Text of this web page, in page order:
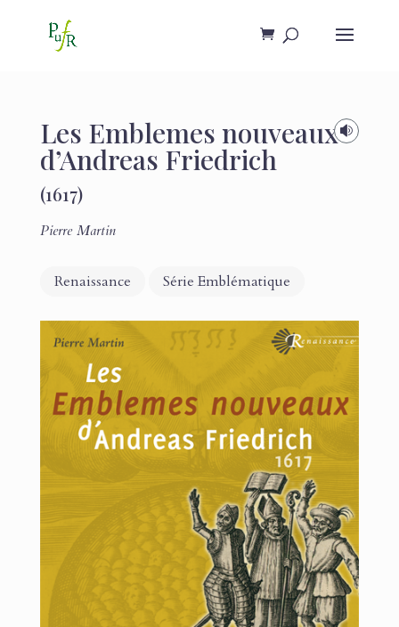

Les Emblemes nouveaux
d’Andreas Friedrich
(1617)
Pierre Martin
Renaissance Série Emblématique